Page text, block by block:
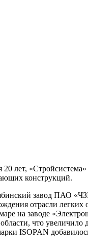
лет,
конструкций.
завод ПАО
отрасли
на заводе
что увеличило
ISOPAN